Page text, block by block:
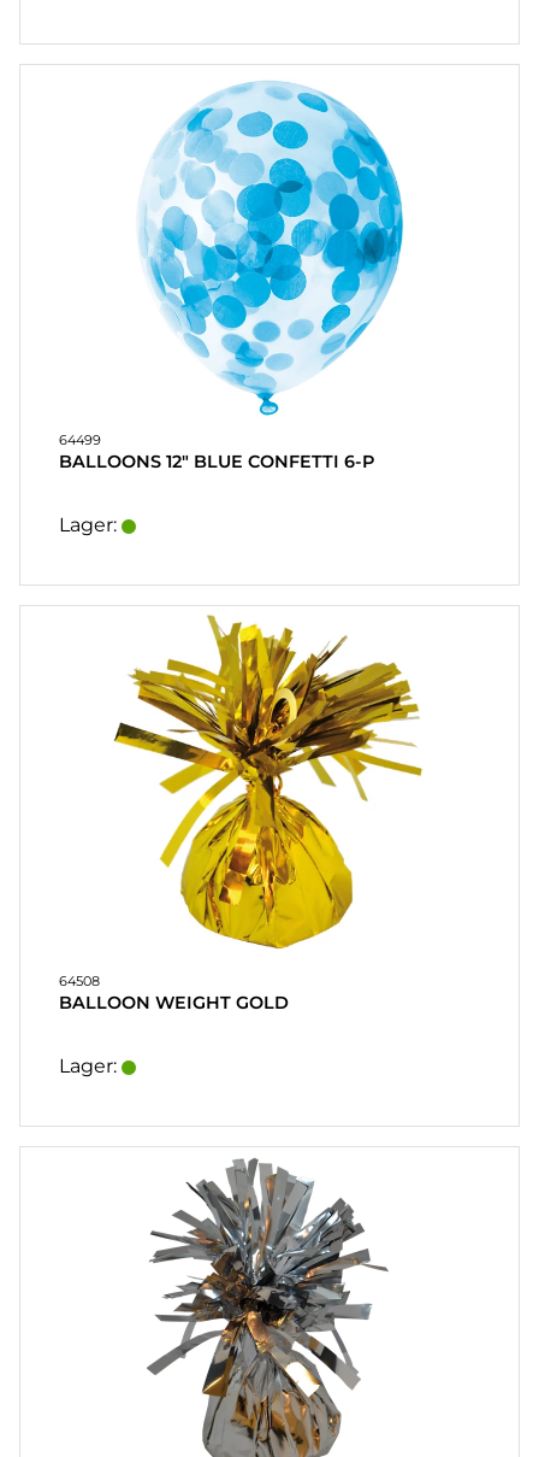
64499
BALLOONS 12" BLUE CONFETTI 6-P
Lager:
64508
BALLOON WEIGHT GOLD
Lager: